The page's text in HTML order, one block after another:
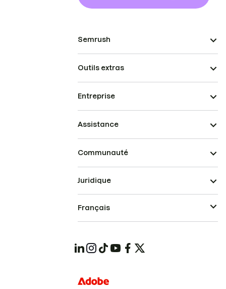
Semrush
Outils extras
Entreprise
Assistance
Communauté
Juridique
Français